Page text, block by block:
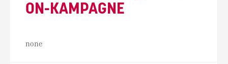
ON-KAMPAGNE
none